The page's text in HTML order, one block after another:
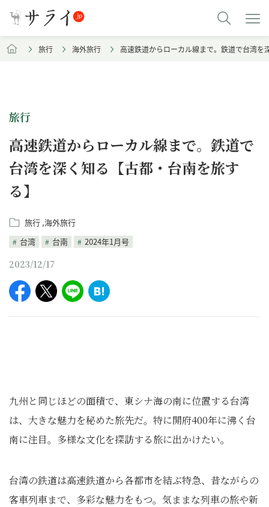
旅行 海外旅行 高速鉄道からローカル線まで。鉄道で台湾を
旅行
高速鉄道からローカル線まで。鉄道で
台湾を深く知る【古都・台南を旅す
る】
旅行 海外旅行
台湾
台南 2024年1月号
2023/12/17
九州と同じほどの面積で、東シナ海の南に位置する台湾
は、大きな魅力を秘めた旅先だ。特に開府400年に沸く台
南に注目。多様な文化を探訪する旅に出かけたい。
台湾の鉄道は高速鉄道から各都市を結ぶ特急、昔ながらの
客車列車まで、多彩な魅力をもつ。気ままな列車の旅や新